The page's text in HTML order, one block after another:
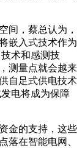
间，蔡总认为，
嵌入式技术作为
术和感测技
测量点就会越来
自足式供电技术
电将成为保障
金的支持，这些
落在智能电网、